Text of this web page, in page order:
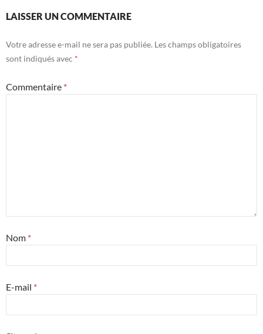
LAISSER UN COMMENTAIRE
Votre adresse e-mail ne sera pas publiée. Les champs obligatoires
sont indiqués avec *
Commentaire *
Nom *
E-mail *